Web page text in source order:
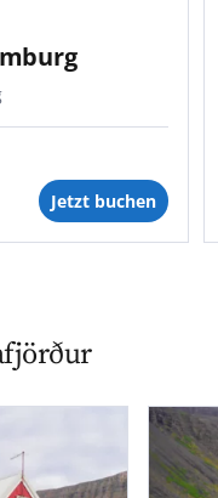
Jetzt buchen